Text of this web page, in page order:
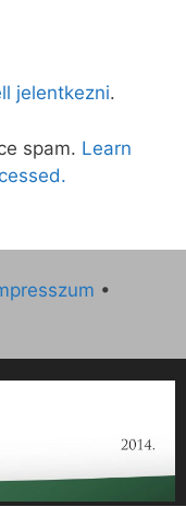
jelentkezni.
spam. Learn
•